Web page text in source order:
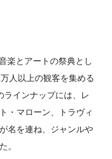
楽とアートの祭典とし
人以上の観客を集める
インナップには、レ
・マローン、トラヴィ
名を連ね、ジャンルや
。